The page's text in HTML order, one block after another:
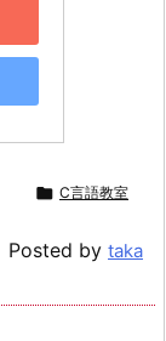
 C言語教室
Posted by taka